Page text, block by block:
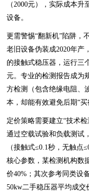
（2000元），实际成本
设备。
更需警惕“翻新机”陷阱，
老旧设备伪装成2020年产
的接触式稳压器，运行三
元。专业的检测报告成为
方检测（包含绝缘电阻、
本，却能有效避免后期“买
定价策略需要建立“技术
通过空载试验和负载测试
（接触式≤0.1秒，无触点
核心参数，某检测机构数
价40%；其次参考同类设
50kw二手稳压器平均成交